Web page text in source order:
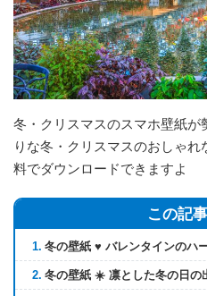
冬・クリスマスのスマホ壁紙が
りな冬・クリスマスのおしゃ
料でダウンロードできますよ
この記
1. 冬の壁紙 ♥️ バレンタインのハ
2. 冬の壁紙 ☀️ 凛とした冬の日の